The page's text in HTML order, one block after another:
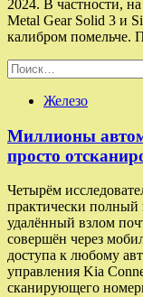
2024. В частности,
Metal Gear Solid 3 и
калибром
Найти:
Железо
Миллионы
просто
Четырём
практически полный
удалённый взлом
совершён через
доступа к любому
управления Kia
сканирующего